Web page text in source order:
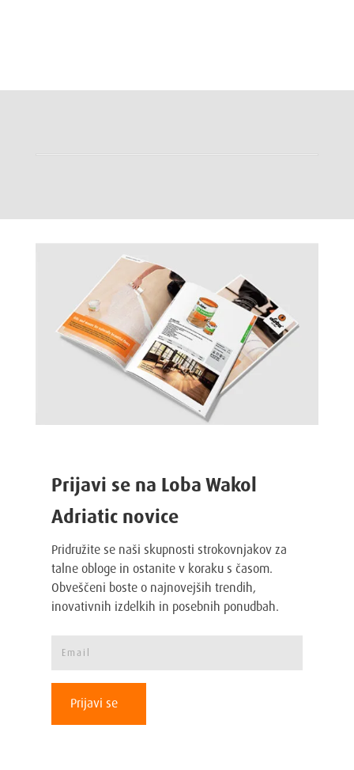
Prijavi se na Loba Wakol
Adriatic novice
Pridružite se naši skupnosti strokovnjakov za
talne obloge in ostanite v koraku s časom.
Obveščeni boste o najnovejših trendih,
inovativnih izdelkih in posebnih ponudbah.
Prijavi se